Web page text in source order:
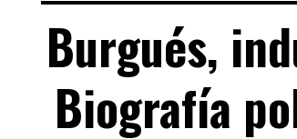
Burgués,
Biografía